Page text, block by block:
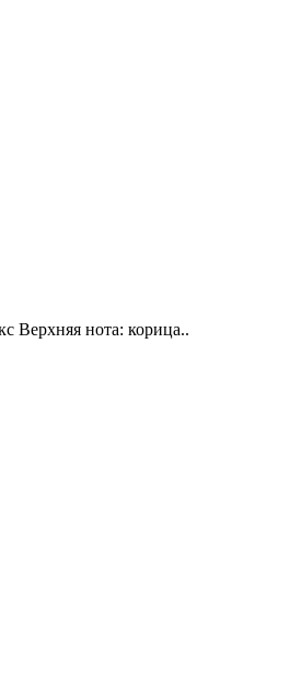
Верхняя нота: корица..